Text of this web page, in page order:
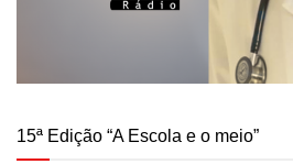
15ª Edição “A Escola e o meio”